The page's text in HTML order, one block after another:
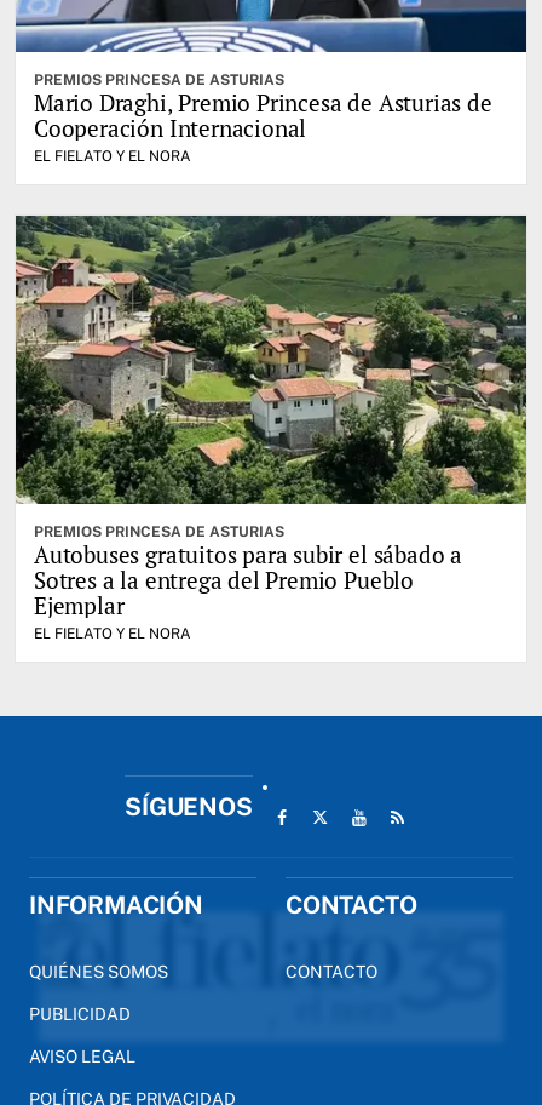
PREMIOS PRINCESA DE ASTURIAS
Mario Draghi, Premio Princesa de Asturias de
Cooperación Internacional
EL FIELATO Y EL NORA
PREMIOS PRINCESA DE ASTURIAS
Autobuses gratuitos para subir el sábado a
Sotres a la entrega del Premio Pueblo
Ejemplar
EL FIELATO Y EL NORA
SÍGUENOS
INFORMACIÓN
QUIÉNES SOMOS
PUBLICIDAD
AVISO LEGAL
POLÍTICA DE PRIVACIDAD
CONTACTO
CONTACTO